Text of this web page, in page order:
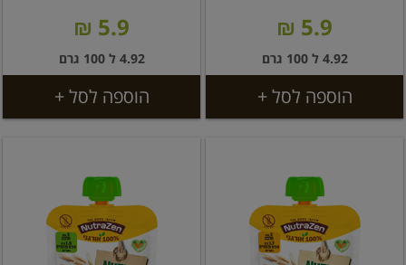
5.9 ₪
4.92 ל 100 גרם
הוספה לסל +
5.9 ₪
4.92 ל 100 גרם
הוספה לסל +